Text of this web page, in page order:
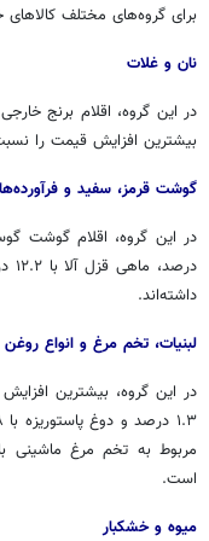
برای گروه‌های مختلف
نان و غلات
بیشترین افزایش قیمت را
گوشت قرمز، سفید و
درصد، ماهی قزلآلا
داشته‌اند.
لبنیات، تخم مرغ و انواع روغن
در این گروه، بیشترین
است.
میوه و خشکبار